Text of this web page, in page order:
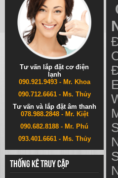
Tư vấn lắp đặt cơ điện
lạnh
090.921.9493 - Mr. Khoa
090.712.6661 - Ms. Thủy
Tư vấn và lắp đặt âm thanh
078.988.2848 - Mr. Kiệt
090.682.8188 - Mr. Phú
093.401.6661 - Ms. Thủy
Thống kê truy cập